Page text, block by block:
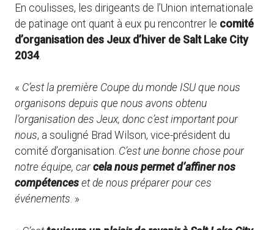
En coulisses, les dirigeants de l’Union internationale
de patinage ont quant à eux pu rencontrer le comité
d’organisation des Jeux d’hiver de Salt Lake City
2034.
« C’est la première Coupe du monde ISU que nous
organisons depuis que nous avons obtenu
l’organisation des Jeux, donc c’est important pour
nous, a souligné Brad Wilson, vice-président du
comité d’organisation. C’est une bonne chose pour
notre équipe, carcela nous permet d’affiner nos
compétences et de nous préparer pour ces
événements. »